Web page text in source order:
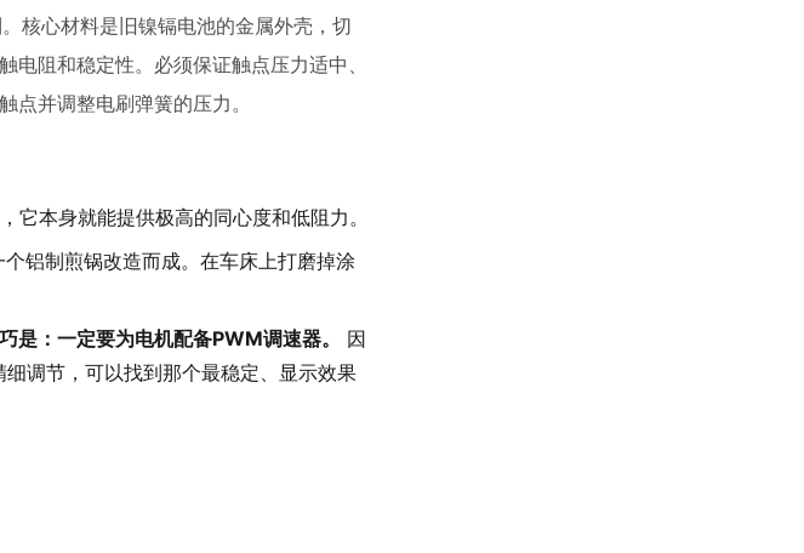
核心材料是旧镍镉电池的金属外壳，切
阻和稳定性。必须保证触点压力适中、
并调整电刷弹簧的压力。
本身就能提供极高的同心度和低阻力。
铝制煎锅改造而成。在车床上打磨掉涂
是：一定要为电机配备PWM调速器。
因
调节，可以找到那个最稳定、显示效果